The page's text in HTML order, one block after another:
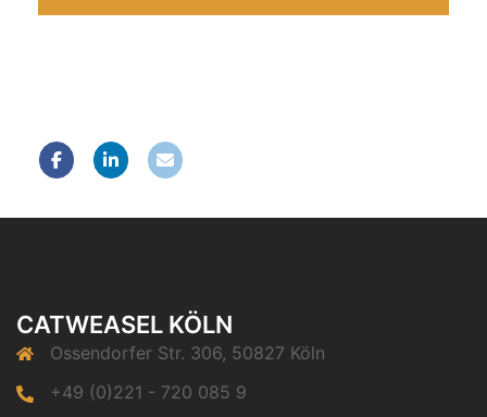
CATWEASEL KÖLN
Ossendorfer Str. 306, 50827 Köln
+49 (0)221 - 720 085 9